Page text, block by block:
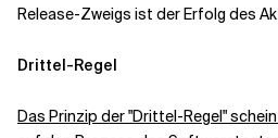
Release-Zweigs ist der Erfolg des
Drittel-Regel
Das Prinzip der "Drittel-Regel"